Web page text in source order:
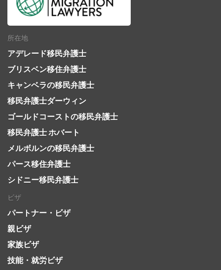
所在地
アデレード移民弁護士
ブリスベン移住弁護士
キャンベラの移民弁護士
移民弁護士ダーウィン
ゴールドコーストの移民弁護士
移民弁護士 ホバート
メルボルンの移民弁護士
パース移住弁護士
シドニー移民弁護士
ビザ
パートナー・ビザ
親ビザ
家族ビザ
技能・就労ビザ